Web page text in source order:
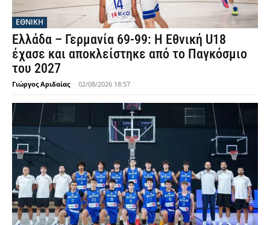
ΕΘΝΙΚΉ
Ελλάδα – Γερμανία 69-99: Η Εθνική U18
έχασε και αποκλείστηκε από το Παγκόσμιο
του 2027
Γιώργος Αριδαίας - 02/08/2026 18:57